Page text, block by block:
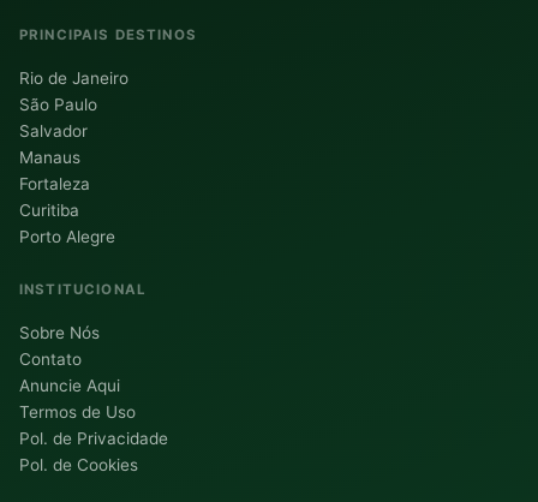
PRINCIPAIS DESTINOS
Rio de Janeiro
São Paulo
Salvador
Manaus
Fortaleza
Curitiba
Porto Alegre
INSTITUCIONAL
Sobre Nós
Contato
Anuncie Aqui
Termos de Uso
Pol. de Privacidade
Pol. de Cookies